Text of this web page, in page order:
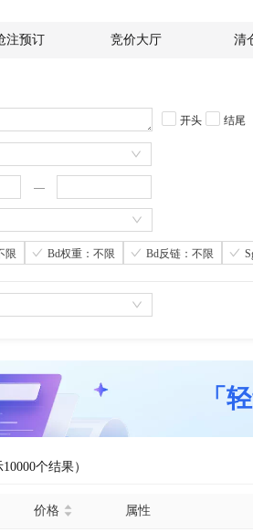
注预订 竞价大厅 清
开头 结尾
限 Bd权重：不限 Bd反链：不限
「
个结果）
价格 属性